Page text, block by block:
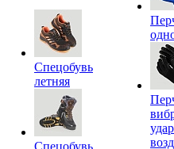
Спецобувь
летняя
Спецобувь